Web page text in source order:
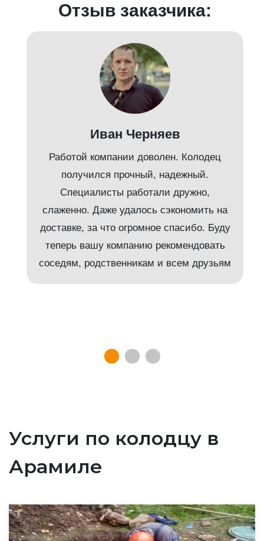
Отзыв заказчика:
Иван Черняев
Работой компании доволен. Колодец
получился прочный, надежный.
Специалисты работали дружно,
слаженно. Даже удалось сэкономить на
доставке, за что огромное спасибо. Буду
теперь вашу компанию рекомендовать
соседям, родственникам и всем друзьям
Услуги по колодцу в
Арамиле